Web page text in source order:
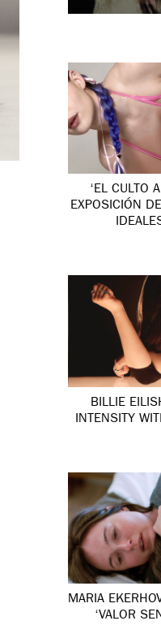
‘EL CULTO
EXPOSICIÓN
BILLIE
INTENSITY
MARIA
‘VALOR